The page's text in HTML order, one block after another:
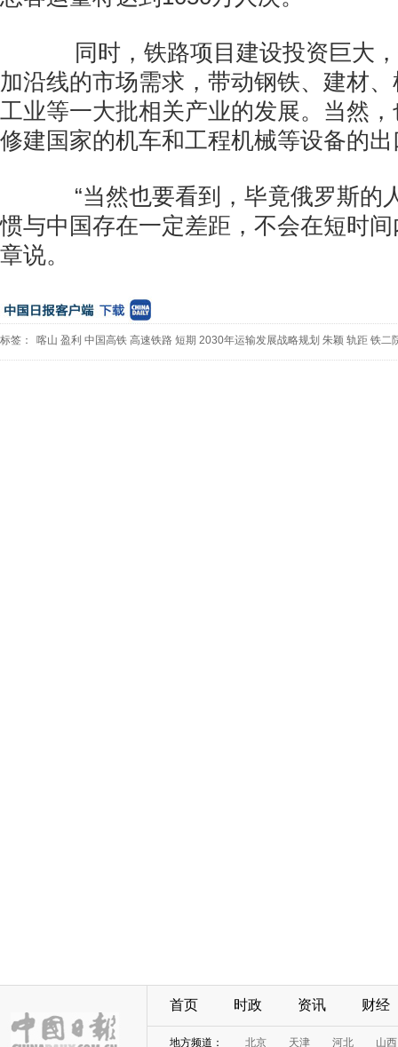
同时，铁路项目建设投资巨大，
加沿线的市场需求，带动钢铁、建材
工业等一大批相关产业的发展。当然
修建国家的机车和工程机械等设备的
“当然也要看到，毕竟俄罗斯的
惯与中国存在一定差距，不会在短时
章说。
标签： 喀山 盈利 中国高铁 高速铁路 短期 2030年运输发展战略规划 朱颖 轨距 铁二
首页 时政 资讯 财经
地方频道： 北京 天津 河北
山西